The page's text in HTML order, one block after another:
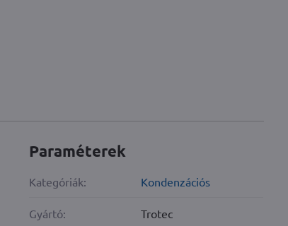
Paraméterek
Kategóriák: Kondenzációs
Gyártó: Trotec